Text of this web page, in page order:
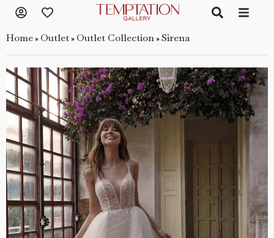
Home» Outlet» Outlet Collection» Sirena